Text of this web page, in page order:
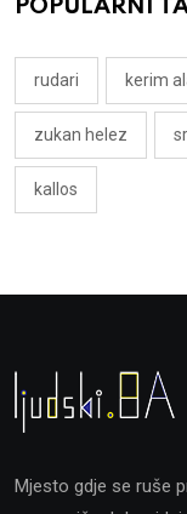
POPULARNI
rudari kerim
zukan helez
kallos
Mjesto gdje se ruše